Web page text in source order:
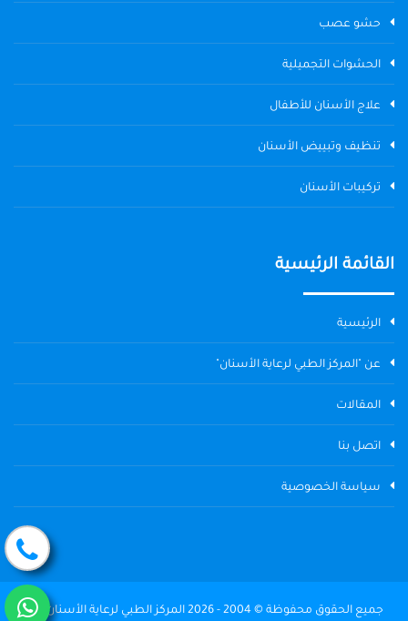
حشو عصب
الحشوات التجميلية
علاج الأسنان للأطفال
تنظيف وتبييض الأسنان
تركيبات الأسنان
القائمة الرئيسية
الرئيسية
عن "المركز الطبي لرعاية الأسنان"
المقالات
اتصل بنا
سياسة الخصوصية
جميع الحقوق محفوظة © 2004 - 2026 المركز الطبي لرعاية الأسنان The